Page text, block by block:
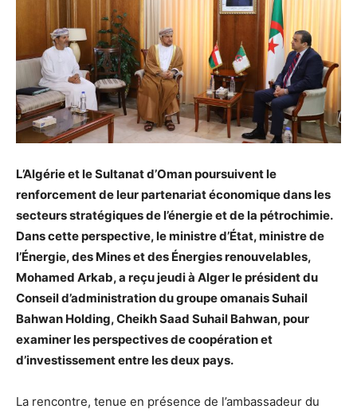
L’Algérie et le Sultanat d’Oman poursuivent le
renforcement de leur partenariat économique dans les
secteurs stratégiques de l’énergie et de la pétrochimie.
Dans cette perspective, le ministre d’État, ministre de
l’Énergie, des Mines et des Énergies renouvelables,
Mohamed Arkab, a reçu jeudi à Alger le président du
Conseil d’administration du groupe omanais Suhail
Bahwan Holding, Cheikh Saad Suhail Bahwan, pour
examiner les perspectives de coopération et
d’investissement entre les deux pays.
La rencontre, tenue en présence de l’ambassadeur du